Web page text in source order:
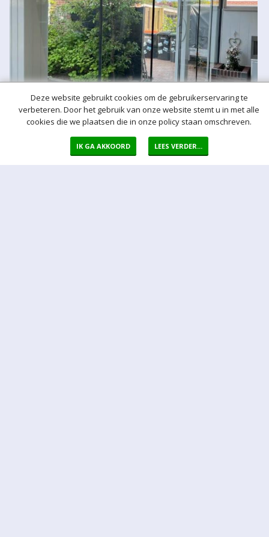
Deze website gebruikt cookies om de gebruikerservaring te
verbeteren. Door het gebruik van onze website stemt u in met alle
cookies die we plaatsen die in onze policy staan omschreven.
IK GA AKKOORD LEES VERDER...